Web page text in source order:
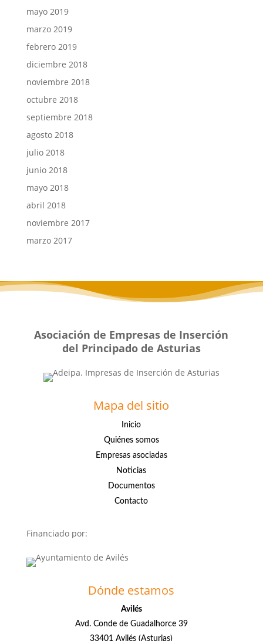
mayo 2019
marzo 2019
febrero 2019
diciembre 2018
noviembre 2018
octubre 2018
septiembre 2018
agosto 2018
julio 2018
junio 2018
mayo 2018
abril 2018
noviembre 2017
marzo 2017
Asociación de Empresas de Inserción
del Principado de Asturias
Mapa del sitio
Inicio
Quiénes somos
Empresas asociadas
Noticias
Documentos
Contacto
Financiado por:
Dónde estamos
Avilés
Avd. Conde de Guadalhorce 39
33401 Avilés (Asturias)